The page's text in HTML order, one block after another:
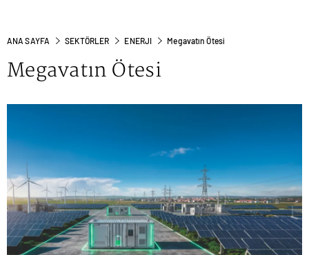
ANA SAYFA SEKTÖRLER ENERJI Megavatın Ötesi
Megavatın Ötesi